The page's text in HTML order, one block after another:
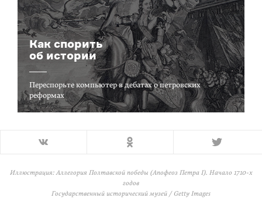
Как спорить
об истории
Переспорьте компьютер в дебатах о петровских
реформах
Иллюстрация: Аллегория Полтавской победы (Апофеоз Петра I). Начало 1710-х
годов
Государственный исторический музей / Getty Images